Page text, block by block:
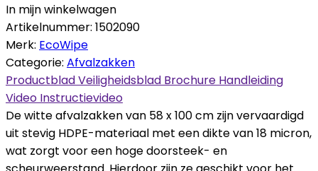
In mijn winkelwagen
Artikelnummer: 1502090
Merk: EcoWipe
Categorie: Afvalzakken
ProductbladVeiligheidsblad Brochure Handleiding
Video Instructievideo
De witte afvalzakken van 58 x 100 cm zijn vervaardigd
uit stevig HDPE-materiaal met een dikte van 18 micron,
wat zorgt voor een hoge doorsteek- en